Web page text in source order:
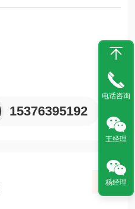
测量数据精准稳定。 适用于电
与数据存储工作。磷酸根分析
15376395192
电话咨询
王经理
杨经理